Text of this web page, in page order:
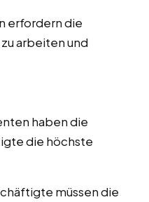
erfordern die
arbeiten und
haben die
die höchste
müssen die